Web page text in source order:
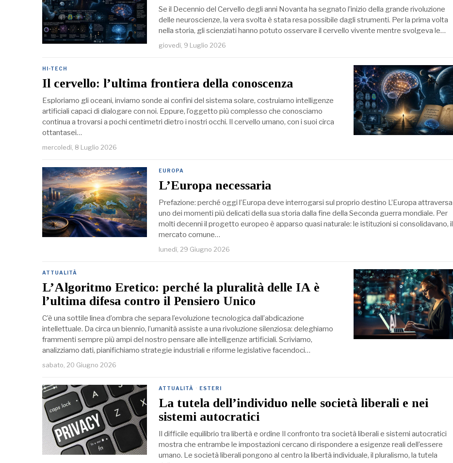
Se il Decennio del Cervello degli anni Novanta ha segnato l’inizio della grande rivoluzione
delle neuroscienze, la vera svolta è stata resa possibile dagli strumenti. Per la prima volta
nella storia, gli scienziati hanno potuto osservare il cervello vivente mentre svolgeva le…
giovedì, 9 Luglio 2026
HI-TECH
Il cervello: l’ultima frontiera della conoscenza
Esploriamo gli oceani, inviamo sonde ai confini del sistema solare, costruiamo intelligenze
artificiali capaci di dialogare con noi. Eppure, l’oggetto più complesso che conosciamo
continua a trovarsi a pochi centimetri dietro i nostri occhi. Il cervello umano, con i suoi circa
ottantasei…
mercoledì, 8 Luglio 2026
EUROPA
L’Europa necessaria
Prefazione: perché oggi l’Europa deve interrogarsi sul proprio destino L’Europa attraversa
uno dei momenti più delicati della sua storia dalla fine della Seconda guerra mondiale. Per
molti decenni il progetto europeo è apparso quasi naturale: le istituzioni si consolidavano, il
mercato comune…
lunedì, 29 Giugno 2026
ATTUALITÀ
L’Algoritmo Eretico: perché la pluralità delle IA è
l’ultima difesa contro il Pensiero Unico
C’è una sottile linea d’ombra che separa l’evoluzione tecnologica dall’abdicazione
intellettuale. Da circa un biennio, l’umanità assiste a una rivoluzione silenziosa: deleghiamo
frammenti sempre più ampi del nostro pensare alle intelligenze artificiali. Scriviamo,
analizziamo dati, pianifichiamo strategie industriali e riforme legislative facendoci…
sabato, 20 Giugno 2026
ATTUALITÀ · ESTERI
La tutela dell’individuo nelle società liberali e nei
sistemi autocratici
Il difficile equilibrio tra libertà e ordine Il confronto tra società liberali e sistemi autocratici
mostra che entrambe le impostazioni cercano di rispondere a esigenze reali dell’essere
umano. Le società liberali pongono al centro la libertà individuale, il pluralismo, la tutela